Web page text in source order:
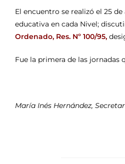
El encuentro se realizó el 25
educativa en cada Nivel;
Ordenado, Res. Nº 100/95,
Fue la primera de las jornadas
María Inés Hernández,